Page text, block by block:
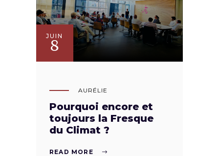
JUIN
8
AURÉLIE
Pourquoi encore et
toujours la Fresque
du Climat ?
READ MORE